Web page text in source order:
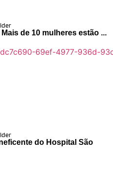
de 10 mulheres estão ...
do Hospital São